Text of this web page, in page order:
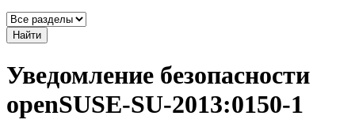
Найти
Уведомление безопасности
openSUSE-SU-2013:0150-1